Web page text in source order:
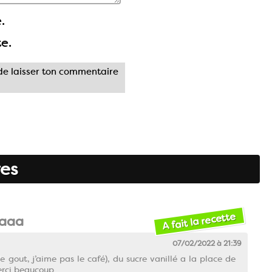
laisser ton commentaire
A fait la recette
07/02/2022 à 21:39
gout, j’aime pas le café), du sucre vanillé a la place de
beaucoup